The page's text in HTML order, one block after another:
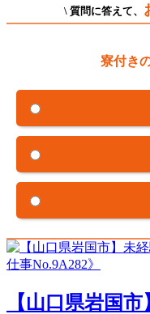
\ 質問に答えて、
寮付き
【山口県岩国